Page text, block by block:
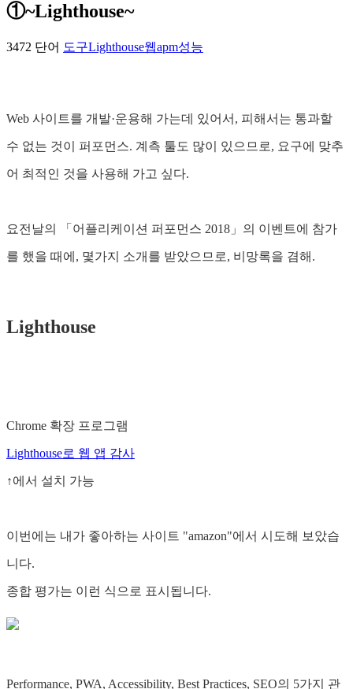
①~Lighthouse~
3472 단어 도구Lighthouse웹apm성능
Web 사이트를 개발·운용해 가는데 있어서, 피해서는 통과할
수 없는 것이 퍼포먼스. 계측 툴도 많이 있으므로, 요구에 맞추
어 최적인 것을 사용해 가고 싶다.
요전날의 「어플리케이션 퍼포먼스 2018」의 이벤트에 참가
를 했을 때에, 몇가지 소개를 받았으므로, 비망록을 겸해.
Lighthouse
Chrome 확장 프로그램
Lighthouse로 웹 앱 감사
↑에서 설치 가능
이번에는 내가 좋아하는 사이트 "amazon"에서 시도해 보았습
니다.
종합 평가는 이런 식으로 표시됩니다.
Performance, PWA, Accessibility, Best Practices, SEO의 5가지 관